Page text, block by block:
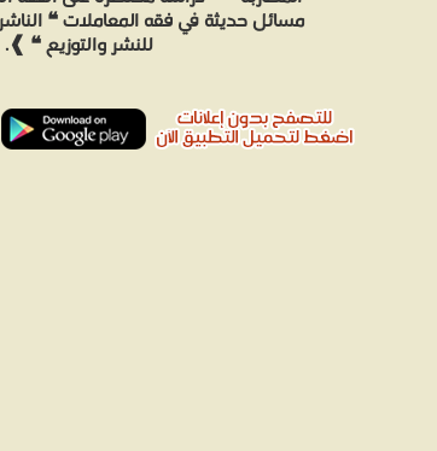
مسائل حديثة في فقه المعاملات ❝
للنشر والتوزيع ❝ ❱.